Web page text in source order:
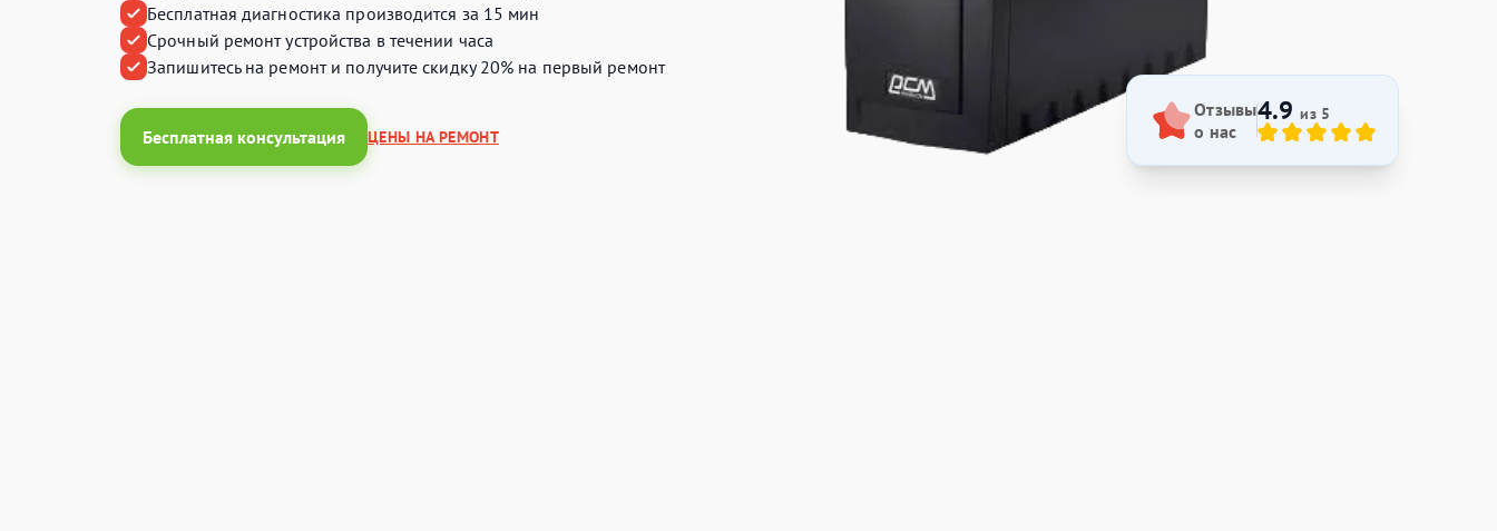
Бесплатная диагностика производится за 15 мин
Срочный ремонт устройства в течении часа
Запишитесь на ремонт и получитескидку 20% на первый ремонт
Бесплатная консультация ЦЕНЫ НА РЕМОНТ
Отзывы
о нас
4.9из 5